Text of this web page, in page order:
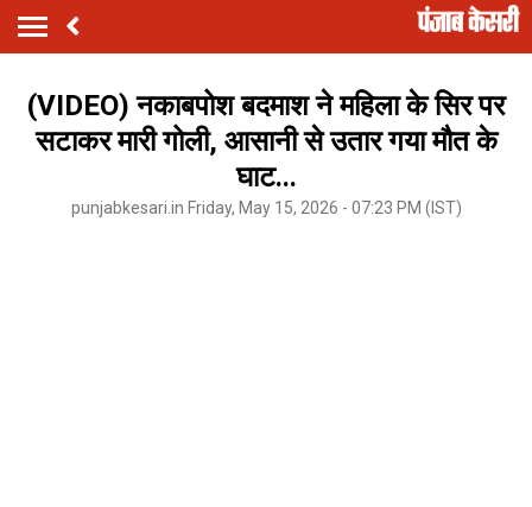
(VIDEO) नकाबपोश बदमाश ने महिला के सिर पर
सटाकर मारी गोली, आसानी से उतार गया मौत के
घाट...
punjabkesari.in Friday, May 15, 2026 - 07:23 PM (IST)